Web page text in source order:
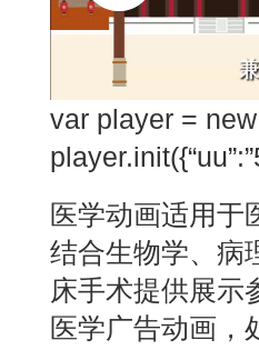
var player =
医学动画适用于
结合生物学、病
床手术提供展示
医学广告动画，